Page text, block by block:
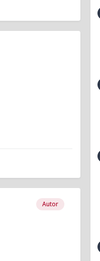
Autor